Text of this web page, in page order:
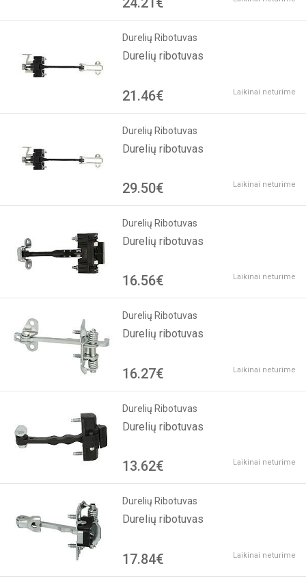
Durelių Ribotuvas
Durelių ribotuvas
21.46€ Laikinai neturime
Durelių Ribotuvas
Durelių ribotuvas
29.50€ Laikinai neturime
Durelių Ribotuvas
Durelių ribotuvas
16.56€ Laikinai neturime
Durelių Ribotuvas
Durelių ribotuvas
16.27€ Laikinai neturime
Durelių Ribotuvas
Durelių ribotuvas
13.62€ Laikinai neturime
Durelių Ribotuvas
Durelių ribotuvas
17.84€ Laikinai neturime